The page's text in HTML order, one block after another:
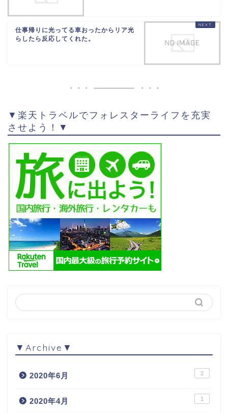
仕事帰りに光ってる車おったからリア光
らしたら反応してくれた。
▼楽天トラベルでフォレスターライフを充実
させよう！▼
▼Archive▼
2020年6月 2
2020年4月 1